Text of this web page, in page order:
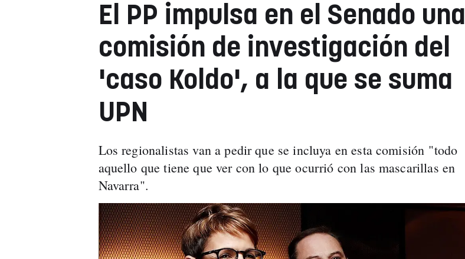
El PP impulsa en el Senado una
comisión de investigación del
'caso Koldo', a la que se suma
UPN
Los regionalistas van a pedir que se incluya en esta comisión "todo
aquello que tiene que ver con lo que ocurrió con las mascarillas en
Navarra".